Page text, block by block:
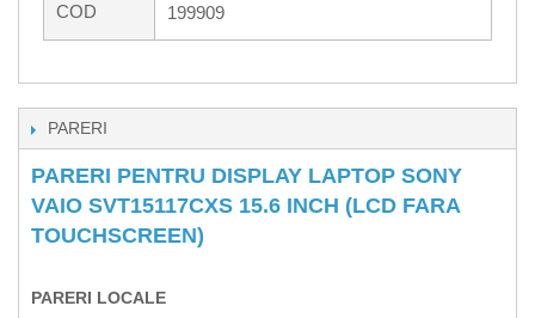
COD 199909
PARERI
PARERI PENTRU DISPLAY LAPTOP SONY
VAIO SVT15117CXS 15.6 INCH (LCD FARA
TOUCHSCREEN)
PARERI LOCALE